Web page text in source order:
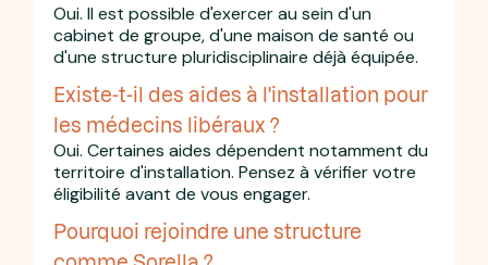
Oui. Il est possible d'exercer au sein d'un
cabinet de groupe, d'une maison de santé ou
d'une structure pluridisciplinaire déjà équipée.
Existe-t-il des aides à l'installation pour
les médecins libéraux ?
Oui. Certaines aides dépendent notamment du
territoire d'installation. Pensez à vérifier votre
éligibilité avant de vous engager.
Pourquoi rejoindre une structure